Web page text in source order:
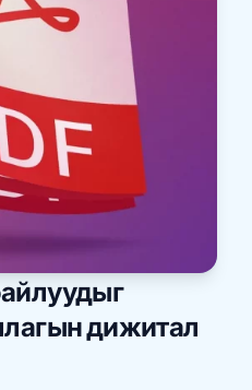
дижитал